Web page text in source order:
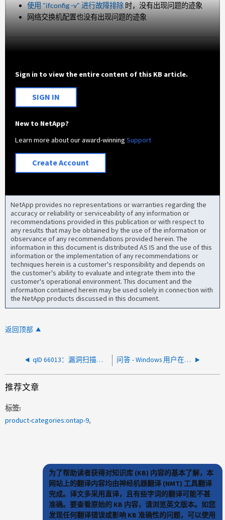
使用 "ifconfig -v" 进行故障排除 时，没有出现问题的迹象
网络交换机配置也没有出现问题的迹象
Sign in to view the entire content of this KB article.
SIGN IN
New to NetApp?
Learn more about our award-winningSupport
Create Account
NetApp provides no representations or warranties regarding the
accuracy or reliability or serviceability of any information or
recommendations provided in this publication or with respect to
any results that may be obtained by the use of the information or
observance of any recommendations provided herein. The
information in this document is distributed AS IS and the use of this
information or the implementation of any recommendations or
techniques herein is a customer's responsibility and depends on
the customer's ability to evaluate and integrate them into the
customer's operational environment. This document and the
information contained herein may be used solely in connection with
the NetApp products discussed in this document.
返回顶部
qID 66013：漏洞扫描程序指示RPC yp绑 定守护进程已打开 问答 - Windows 用户在 UNIX 安全样式 qtree 上创建的文件显示不同的权限和所有权属性
推荐文章
标签
product-categories:ontap-9
为了帮助读者获得对知识库 (KB) 内容的基本了解，本
网站上的翻译内容均由神经机器翻译 (NMT) 工具翻译
完成。译文多采用直译，且有些字词的翻译可能不甚
准确。要查看原始的 KB 内容，请浏览英文版本。如您
发现任何翻译错误或影响 KB 准确性的问题，可以使用